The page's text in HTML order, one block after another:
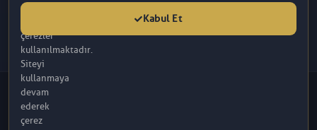
© 2026 FBM. Tüm hakları saklıdır. İçerik, FBM (R) Tarafından
Sağlanmaktadır.
tedavi amacıyla kullanılmamalıdır.
analitik
çerezler
kullanılmaktadır.
Siteyi
kullanmaya
devam
ederek
çerez
Kabul Et